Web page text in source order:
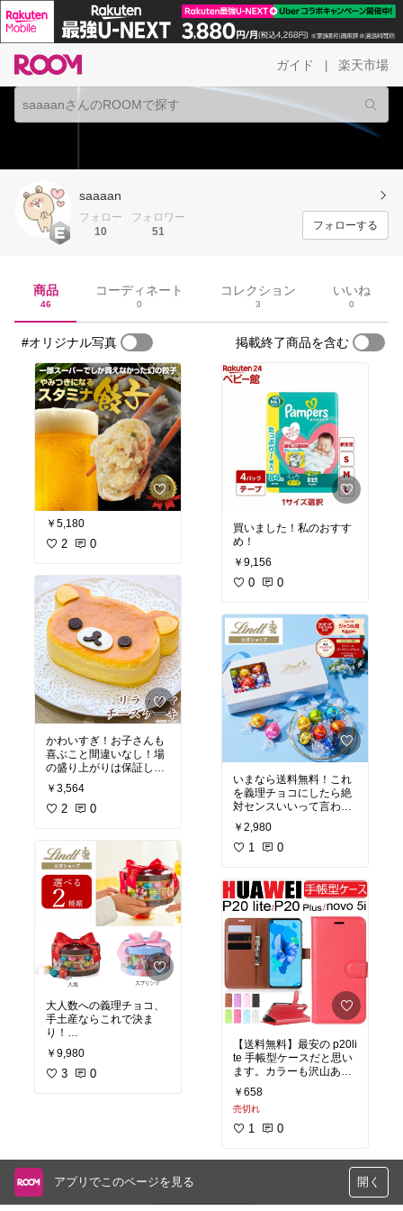
ガイド 楽天市場
saaaan
フォロー
10
フォロワー
51
フォローする
商品
46
コーディネート
0
コレクション
3
いいね
0
#オリジナル写真 掲載終了商品を含む
￥5,180
2 0
かわいすぎ！お子さんも
喜ぶこと間違いなし！場
の盛り上がりは保証しま
す！
マ #ギフト
ゼント #スイーツ #自分
用バレンタイン
￥3,564
2 0
大人数への義理チョコ、
手土産ならこれで決ま
り！
#バレンタイン
ショコラティエ
￥9,980
3 0
買いました！私のおすす
め！
￥9,156
0 0
いまなら送料無料！これ
を義理チョコにしたら絶
対センスいいって言われ
ます！手土産にも最適！
美味しくてかわいいので
ぜひ❤️
ショコラティエ #送料無
料 #ギフト #贈り物 #プレ
ゼント #スイーツ #自分
用バレンタイン
￥2,980
1 0
【送料無料】最安の p20li
te 手帳型ケースだと思い
ます。カラーも沢山ある
ので取り敢えず、と言う
方もぜひ！私も買いま
す！
￥658
売切れ
1 0
アプリでこのページを見る 開く